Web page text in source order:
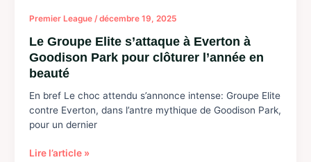
en
exigence
Premier League/décembre 19, 2025
Le Groupe Elite s’attaque à Everton à
Goodison Park pour clôturer l’année en
beauté
En bref Le choc attendu s’annonce intense: Groupe Elite
contre Everton, dans l’antre mythique de Goodison Park,
pour un dernier
Le
Lire l’article »